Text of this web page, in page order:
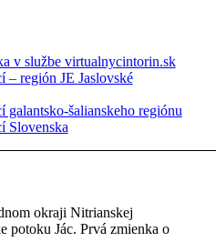
v službe virtualnycintorin.sk
– región JE Jaslovské
galantsko-šalianskeho regiónu
Slovenska
okraji Nitrianskej
potoku Jác. Prvá zmienka o